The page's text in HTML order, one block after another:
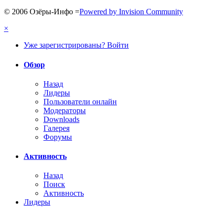
© 2006 Озёры-Инфо =Powered by Invision Community
×
Уже зарегистрированы? Войти
Обзор
Назад
Лидеры
Пользователи онлайн
Модераторы
Downloads
Галерея
Форумы
Активность
Назад
Поиск
Активность
Лидеры